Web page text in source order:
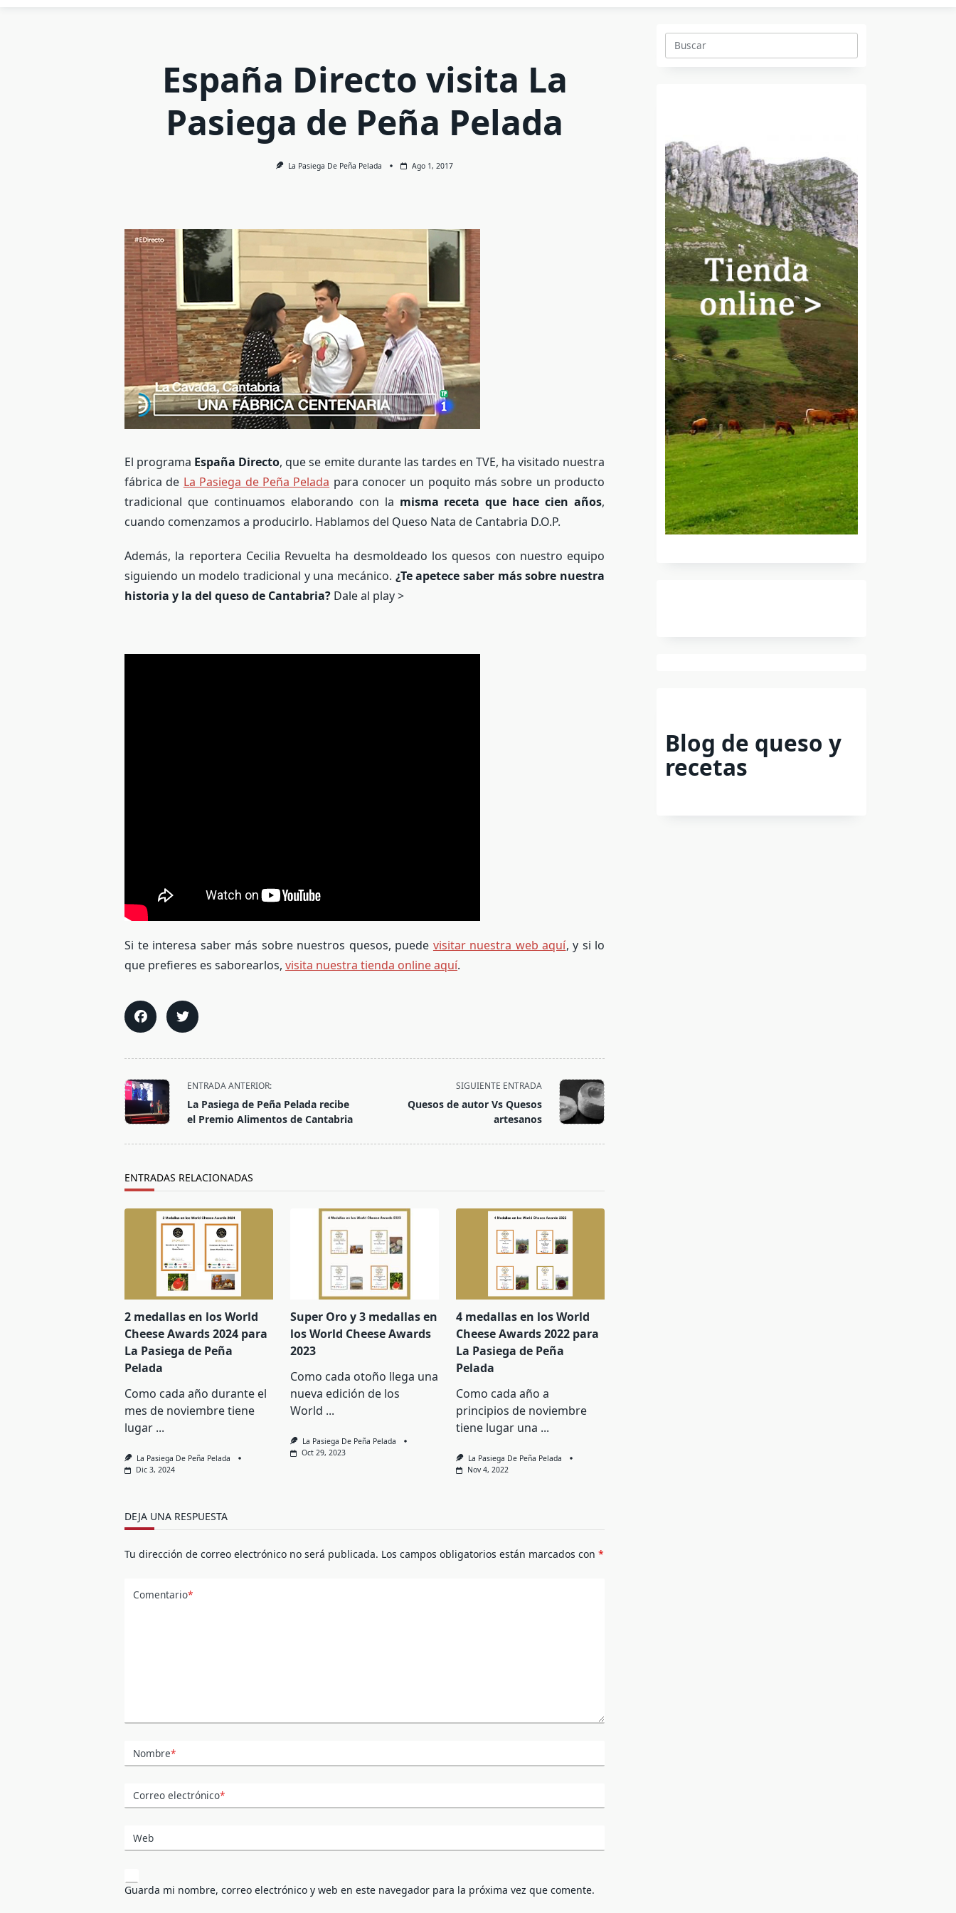
España Directo visita La
Pasiega de Peña Pelada
La Pasiega De Peña Pelada Ago 1, 2017
El programa España Directo, que se emite durante las tardes en TVE, ha visitado nuestra
fábrica de La Pasiega de Peña Pelada para conocer un poquito más sobre un producto
tradicional que continuamos elaborando con la misma receta que hace cien años,
cuando comenzamos a producirlo. Hablamos del Queso Nata de Cantabria D.O.P.
Además, la reportera Cecilia Revuelta ha desmoldeado los quesos con nuestro equipo
siguiendo un modelo tradicional y una mecánico. ¿Te apetece saber más sobre nuestra
historia y la del queso de Cantabria? Dale al play >
Si te interesa saber más sobre nuestros quesos, puede visitar nuestra web aquí, y si lo
que prefieres es saborearlos,visita nuestra tienda online aquí.
<span
class="nav-
subtitle
ENTRADA ANTERIOR:
La Pasiega de Peña Pelada recibe
el Premio Alimentos de Cantabria
SIGUIENTE ENTRADA
Quesos de autor Vs Quesos
artesanos
ENTRADAS RELACIONADAS
2 medallas en los World
Cheese Awards 2024 para
La Pasiega de Peña
Pelada
Como cada año durante el
mes de noviembre tiene
lugar ...
La Pasiega De Peña Pelada
Dic 3, 2024
Super Oro y 3 medallas en
los World Cheese Awards
2023
Como cada otoño llega una
nueva edición de los
World ...
La Pasiega De Peña Pelada
Oct 29, 2023
4 medallas en los World
Cheese Awards 2022 para
La Pasiega de Peña
Pelada
Como cada año a
principios de noviembre
tiene lugar una ...
La Pasiega De Peña Pelada
Nov 4, 2022
DEJA UNA RESPUESTA
Tu dirección de correo electrónico no será publicada. Los campos obligatorios están marcados con*
Comentario*
Nombre*
Correo electrónico*
Web
Guarda mi nombre, correo electrónico y web en este navegador para la próxima vez que comente.
Buscar:
Blog de queso y
recetas